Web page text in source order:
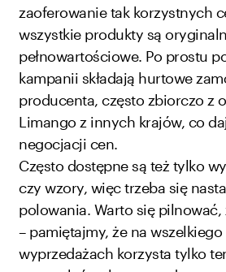
zaoferowanie tak korzystnych
wszystkie produkty są
pełnowartościowe. Po prostu
kampanii składają hurtowe
producenta, często zbiorczo z
Limango z innych krajów, co
negocjacji cen.
Często dostępne są też tylko
czy wzory, więc trzeba się
polowania. Warto się pilnować,
– pamiętajmy, że na
wyprzedażach korzysta tylko